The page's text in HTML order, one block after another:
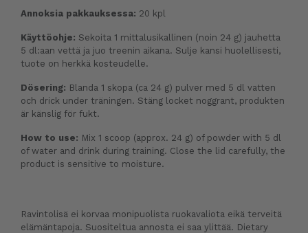
Annoksia pakkauksessa: 20 kpl
Käyttöohje: Sekoita 1 mittalusikallinen (noin 24 g) jauhetta
5 dl:aan vettä ja juo treenin aikana. Sulje kansi huolellisesti,
tuote on herkkä kosteudelle.
Dösering: Blanda 1 skopa (ca 24 g) pulver med 5 dl vatten
och drick under träningen. Stäng locket noggrant, produkten
är känslig för fukt.
How to use: Mix 1 scoop (approx. 24 g) of powder with 5 dl
of water and drink during training. Close the lid carefully, the
product is sensitive to moisture.
Ravintolisä ei korvaa monipuolista ruokavaliota eikä terveitä
elämäntapoja. Suositeltua annosta ei saa ylittää. Dietary